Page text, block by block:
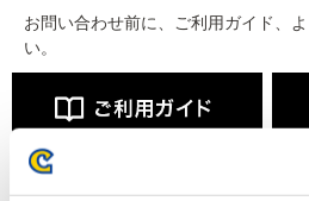
お問い合わせ前に、ご利用ガイド、
い。